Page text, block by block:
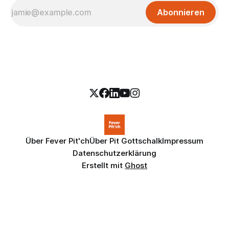
Abonnieren
Über Fever Pit'chÜber Pit GottschalkImpressum
Datenschutzerklärung
Erstellt mit Ghost